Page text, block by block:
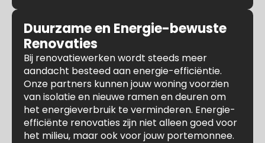
Duurzame en Energie-bewuste
Renovaties
Bij renovatiewerken wordt steeds meer
aandacht besteed aan energie-efficiëntie.
Onze partners kunnen jouw woning voorzien
van isolatie en nieuwe ramen en deuren om
het energieverbruik te verminderen. Energie-
efficiënte renovaties zijn niet alleen goed voor
het milieu, maar ook voor jouw portemonnee.